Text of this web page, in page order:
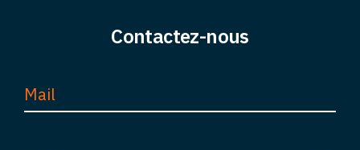
Contactez-nous